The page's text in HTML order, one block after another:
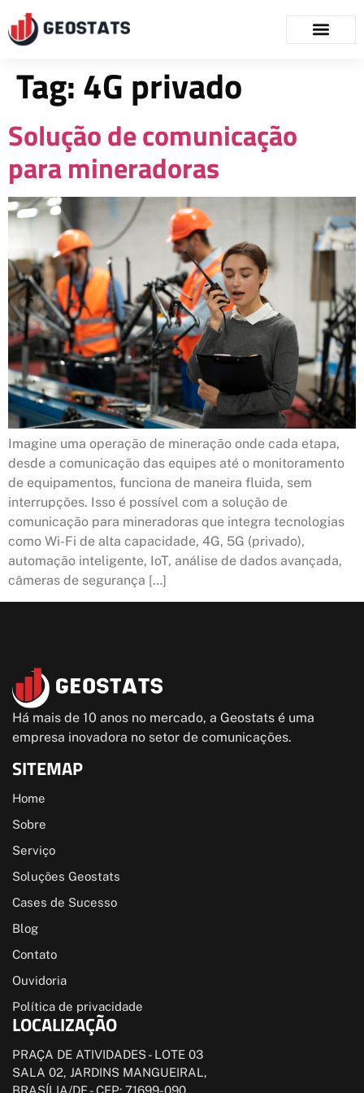
Tag:4G privado
Solução de comunicação
para mineradoras
Imagine uma operação de mineração onde cada etapa,
desde a comunicação das equipes até o monitoramento
de equipamentos, funciona de maneira fluida, sem
interrupções. Isso é possível com a solução de
comunicação para mineradoras que integra tecnologias
como Wi-Fi de alta capacidade, 4G, 5G (privado),
automação inteligente, IoT, análise de dados avançada,
câmeras de segurança […]
Há mais de 10 anos no mercado, a Geostats é uma
empresa inovadora no setor de comunicações.
SITEMAP
Home
Sobre
Serviço
Soluções Geostats
Cases de Sucesso
Blog
Contato
Ouvidoria
Política de privacidade
LOCALIZAÇÃO
PRAÇA DE ATIVIDADES - LOTE 03
SALA 02, JARDINS MANGUEIRAL,
BRASÍLIA/DF - CEP: 71699-090